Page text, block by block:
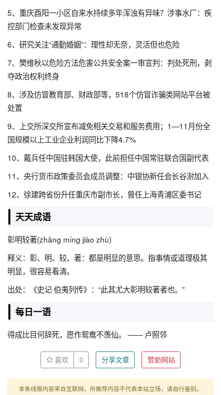
5、重庆酉阳一小区自来水持续多年浑浊有异味？涉事水厂：疾
控部门检查未发现异常
6、研究关注“通勤婚姻”：理性却无奈，灵活但也危险
7、樊维秋以危险方法危害公共安全案一审宣判：判处死刑，剥
夺政治权利终身
8、涉及仿冒教育部、财政部等，518个仿冒诈骗类网站平台被
处置
9、上交所深交所宣布减免相关交易和服务费用；1—11月份全
国规模以上工业企业利润同比下降4.7%
10、戴兵任中国驻韩国大使，此前担任中国常驻联合国副代表
11、央行货币政策委员会成员调整：中银协新任会长谷澍加入
12、徐建跨省份升任重庆市副市长，曾任上海青浦区委书记
天天成语
彰明较著(zhāng míng jiào zhù)
释义：彰、明、较、著：都是明显的意思。指事情或道理极其
明显，很容易看清。
出处：《史记·伯夷列传》：“此其尤大彰明较著者也。”
每日一语
得成比目何辞死，愿作鸳鸯不羡仙。 —— 卢照邻
喜欢 0 分享文章 赞助网站
本条线报内容来自互联网，所推荐内容不代表本站立场，请自行鉴别。